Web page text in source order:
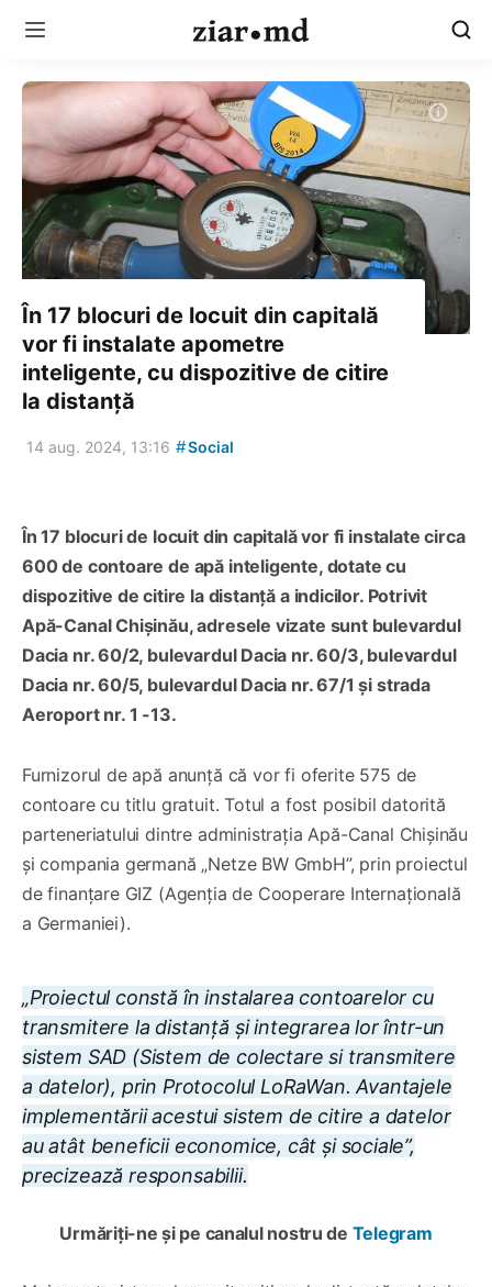
În 17 blocuri de locuit din capitală
vor fi instalate apometre
inteligente, cu dispozitive de citire
la distanță
14 aug. 2024, 13:16 #Social
În 17 blocuri de locuit din capitală vor fi instalate circa
600 de contoare de apă inteligente, dotate cu
dispozitive de citire la distanță a indicilor. Potrivit
Apă-Canal Chișinău, adresele vizate sunt bulevardul
Dacia nr. 60/2, bulevardul Dacia nr. 60/3, bulevardul
Dacia nr. 60/5, bulevardul Dacia nr. 67/1 și strada
Aeroport nr. 1 -13.
Furnizorul de apă anunță că vor fi oferite 575 de
contoare cu titlu gratuit. Totul a fost posibil datorită
parteneriatului dintre administrația Apă-Canal Chișinău
și compania germană „Netze BW GmbH”, prin proiectul
de finanțare GIZ (Agenția de Cooperare Internațională
a Germaniei).
„Proiectul constă în instalarea contoarelor cu
transmitere la distanță și integrarea lor într-un
sistem SAD (Sistem de colectare si transmitere
a datelor), prin Protocolul LoRaWan. Avantajele
implementării acestui sistem de citire a datelor
au atât beneficii economice, cât și sociale”,
precizează responsabilii.
Urmăriți-ne și pe canalul nostru de Telegram